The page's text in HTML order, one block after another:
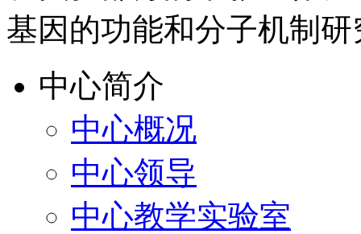
基因的功能和分子机制研
中心简介
中心概况
中心领导
中心教学实验室